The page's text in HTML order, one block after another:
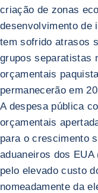
criação de zonas
desenvolvimento de
tem sofrido atrasos
grupos separatistas
orçamentais
permanecerão em
A despesa pública
orçamentais
para o crescimento
aduaneiros dos
pelo elevado custo
nomeadamente da